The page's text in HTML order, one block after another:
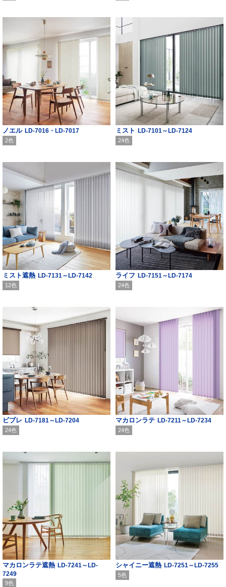
ノエル LD-7016・LD-7017
2色
ミスト LD-7101～LD-7124
24色
ミスト遮熱 LD-7131～LD-7142
12色
ライフ LD-7151～LD-7174
24色
ビブレ LD-7181～LD-7204
24色
マカロンラテ LD-7211～LD-7234
24色
マカロンラテ遮熱 LD-7241～LD-
7249
9色
シャイニー遮熱 LD-7251～LD-7255
5色